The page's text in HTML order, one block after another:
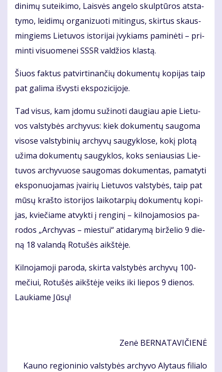
di­ni­mų su­tei­ki­mo, Lais­vės an­ge­lo skulp­tū­ros at­sta­
ty­mo, lei­di­mų or­ga­ni­zuo­ti mi­tin­gus, skir­tus skaus­
min­giems Lie­tu­vos is­to­ri­jai įvy­kiams pa­mi­nė­ti – pri­
min­ti vi­suo­me­nei SSSR val­džios klas­tą.
Šiuos fak­tus pa­tvir­ti­nan­čių do­ku­men­tų ko­pi­jas taip
pat ga­li­ma iš­vys­ti eks­po­zi­ci­jo­je.
Tad vi­sus, kam įdo­mu su­ži­no­ti dau­giau apie Lie­tu­
vos vals­ty­bės ar­chy­vus: kiek do­ku­men­tų sau­go­ma
vi­so­se vals­ty­bi­nių ar­chy­vų sau­gyk­lo­se, ko­kį plo­tą
už­ima do­ku­men­tų sau­gyk­los, koks se­niau­sias Lie­
tu­vos ar­chy­vuo­se sau­go­mas do­ku­men­tas, pa­ma­ty­ti
eks­po­nuo­ja­mas įvai­rių Lie­tu­vos vals­ty­bės, taip pat
mū­sų kraš­to is­to­ri­jos lai­ko­tar­pių do­ku­men­tų ko­pi­
jas, kvie­čia­me at­vyk­ti į ren­gi­nį – kil­no­ja­mo­sios pa­
ro­dos „Ar­chy­vas – mies­tui“ ati­da­ry­mą bir­že­lio 9 die­
ną 18 va­lan­dą Ro­tu­šės aikš­tė­je.
Kil­no­ja­mo­ji pa­ro­da, skir­ta vals­ty­bės ar­chy­vų 100-
me­čiui, Ro­tu­šės aikš­tė­je veiks iki lie­pos 9 die­nos.
Lau­kia­me Jū­sų!
Ze­nė BER­NA­TA­VI­ČIE­NĖ
Kau­no re­gio­ni­nio vals­ty­bės ar­chy­vo Aly­taus fi­lia­lo